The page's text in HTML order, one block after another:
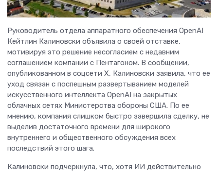
Руководитель отдела аппаратного обеспечения OpenAI
Кейтлин Калиновски объявила о своей отставке,
мотивируя это решение несогласием с недавним
соглашением компании с Пентагоном. В сообщении,
опубликованном в соцсети X, Калиновски заявила, что ее
уход связан с поспешным развертыванием моделей
искусственного интеллекта OpenAI на закрытых
облачных сетях Министерства обороны США. По ее
мнению, компания слишком быстро завершила сделку, не
выделив достаточного времени для широкого
внутреннего и общественного обсуждения всех
последствий этого шага.
Калиновски подчеркнула, что, хотя ИИ действительно